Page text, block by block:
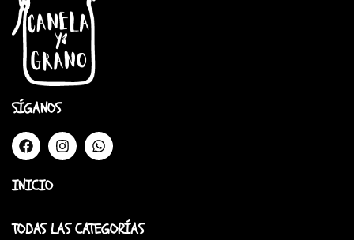
SÍGANOS
INICIO
TODAS LAS CATEGORÍAS